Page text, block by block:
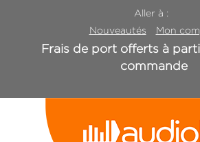
Aller à :
Nouveautés
Mon
Frais de port offerts à
commande